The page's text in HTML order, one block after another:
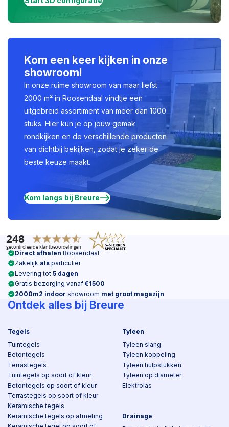
Kom een keer kijken in onze
showroom!
In onze ruime showroom van maar liefst
2000 m² in Roosendaal vindtje een
uitgebreid assortiment van meer dan 1000
stuks. Hier kun je op jouw gemak
rondkijken en de verschillende producten
van dichtbij bekijken, zodat je zeker de
beste keuze maakt.
Kom langs bij Breure
Direct afhalen Roosendaal
Zakelijk als particulier
Levering tot 5 dagen
Gratis bezorging vanaf €1500
2000m2 indoor showroom met groot magazijn
Ontdek alles bij Breure
Tegels
Tuintegels
Betontegels
Terrastegels
Tuintegels op soort of kleur
Betontegels op soort of kleur
Terrastegels op soort of kleur
Keramische tegels
Keramische tegels op afmeting
Tyleen
Tyleen slang
Tyleen koppeling
Tyleen hulpstukken
Tyleen op diameter
Elektrolas
Drainage